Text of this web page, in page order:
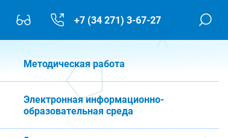
+7 (34 271) 3-67-27
Методическая работа
Электронная информационно-
образовательная среда